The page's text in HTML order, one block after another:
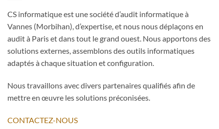
CS informatique est une société d’audit informatique à
Vannes (Morbihan), d’expertise, et nous nous déplaçons en
audit à Paris et dans tout le grand ouest. Nous apportons des
solutions externes, assemblons des outils informatiques
adaptés à chaque situation et configuration.
Nous travaillons avec divers partenaires qualifiés afin de
mettre en œuvre les solutions préconisées.
CONTACTEZ-NOUS